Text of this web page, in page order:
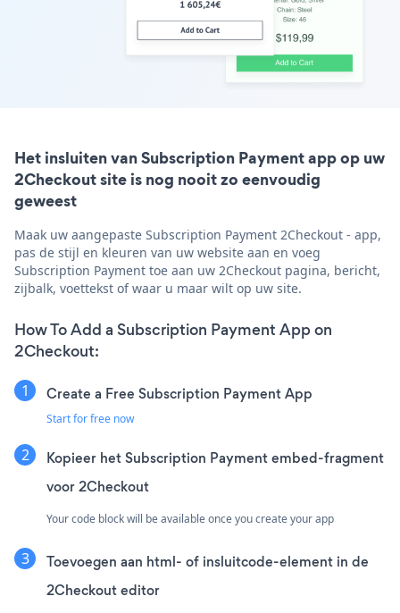
Het insluiten van Subscription Payment app op uw
2Checkout site is nog nooit zo eenvoudig
geweest
Maak uw aangepaste Subscription Payment 2Checkout - app,
pas de stijl en kleuren van uw website aan en voeg
Subscription Payment toe aan uw 2Checkout pagina, bericht,
zijbalk, voettekst of waar u maar wilt op uw site.
How To Add a Subscription Payment App on
2Checkout:
Create a Free Subscription Payment App
Start for free now
Kopieer het Subscription Payment embed-fragment
voor 2Checkout
Your code block will be available once you create your app
Toevoegen aan html- of insluitcode-element in de
2Checkout editor